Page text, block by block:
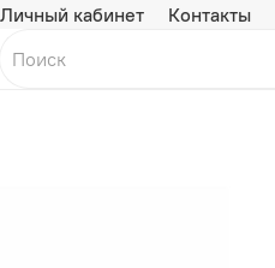
Личный кабинет Контакты